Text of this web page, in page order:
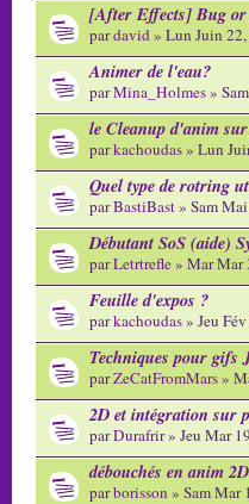
[After Effects] Bug
pardavid» Lun Juin
Animer de l'eau?
parMina_Holmes»
le Cleanup d'anim
parkachoudas» Lun
Quel type de rotring
parBastiBast» Sam
Débutant SoS (aide)
parLetrtrefle» Mar Mar
Feuille d'expos ?
parkachoudas» Jeu
Techniques pour gifs
parZeCatFromMars»
2D et intégration sur
parDurafrir» Jeu Mar
débouchés en anim 2D
parborisson » Sam Mar